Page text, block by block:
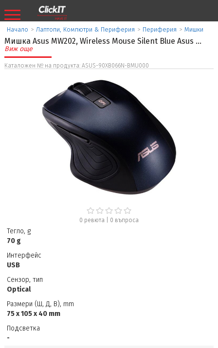
Начало > Лаптопи, Компютри & Периферия > Периферия > Мишки
Мишка Asus MW202, Wireless Mouse Silent Blue Asus ...
Виж още
Каталожен № на продукта: ASUS-90XB066N-BMU000
0 ревюта| 0 въпроса
Тегло, g
70 g
Интерфейс
USB
Сензор, тип
Optical
Размери (Ш, Д, В), mm
75 x 105 x 40 mm
Подсветка
-